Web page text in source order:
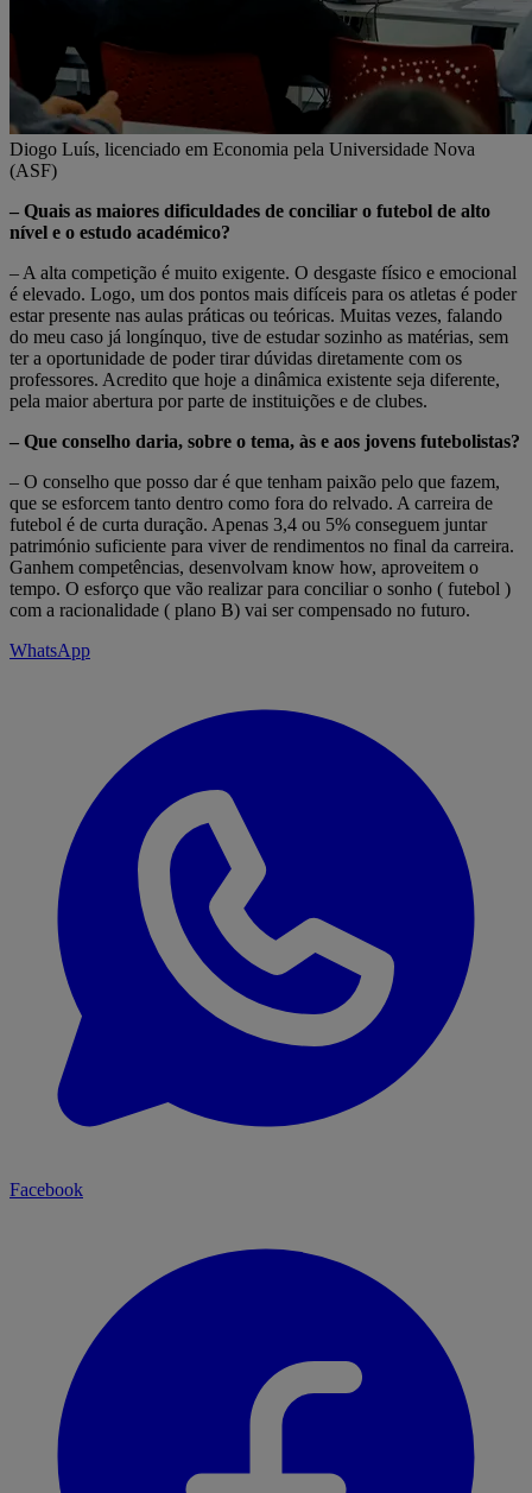
Diogo Luís, licenciado em Economia pela Universidade Nova
(ASF)
– Quais as maiores dificuldades de conciliar o futebol de alto
nível e o estudo académico?
– A alta competição é muito exigente. O desgaste físico e emocional
é elevado. Logo, um dos pontos mais difíceis para os atletas é poder
estar presente nas aulas práticas ou teóricas. Muitas vezes, falando
do meu caso já longínquo, tive de estudar sozinho as matérias, sem
ter a oportunidade de poder tirar dúvidas diretamente com os
professores. Acredito que hoje a dinâmica existente seja diferente,
pela maior abertura por parte de instituições e de clubes.
– Que conselho daria, sobre o tema, às e aos jovens futebolistas?
– O conselho que posso dar é que tenham paixão pelo que fazem,
que se esforcem tanto dentro como fora do relvado. A carreira de
futebol é de curta duração. Apenas 3,4 ou 5% conseguem juntar
património suficiente para viver de rendimentos no final da carreira.
Ganhem competências, desenvolvam know how, aproveitem o
tempo. O esforço que vão realizar para conciliar o sonho ( futebol )
com a racionalidade ( plano B) vai ser compensado no futuro.
WhatsApp
Facebook